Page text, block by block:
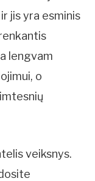
jis yra esminis
lengvam
o
veiksnys.